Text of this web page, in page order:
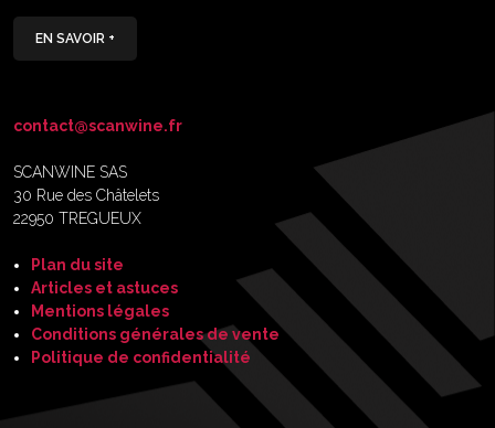
EN SAVOIR +
contact@scanwine.fr
SCANWINE SAS
30 Rue des Châtelets
22950 TREGUEUX
Plan du site
Articles et astuces
Mentions légales
Conditions générales de vente
Politique de confidentialité